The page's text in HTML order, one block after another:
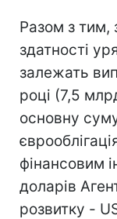
Разом з тим,
здатності
залежать
році (7,5
основну
фінансовим
доларів
розвитку -